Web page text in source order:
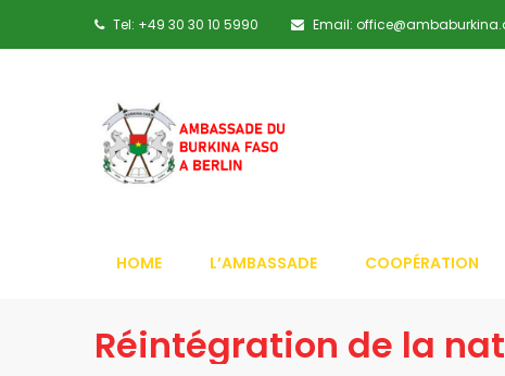
Tel: +49 30 30 10 5990 Email:
HOME L’AMBASSADE COOPÉRATION
Réintégration de la